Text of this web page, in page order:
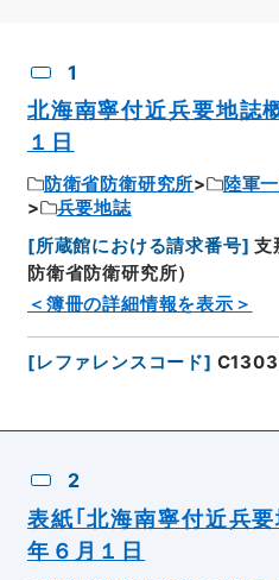
1
北海南寧付近兵要地誌
１日
防衛省防衛研究所 陸軍
兵要地誌
[所蔵館における請求番号] 支
防衛省防衛研究所）
＜簿冊の詳細情報を表示＞
[レファレンスコード]
2
表紙｢北海南寧付近兵
年６月１日